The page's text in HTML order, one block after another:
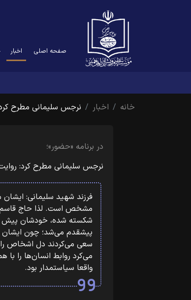
صفحه اصلی اخبار
خانه
اخبار نرجس سلیمانی مطرح
در برنامه «حضور»؛
نرجس سلیمانی مطرح کرد:
فرزند شهید سلیمانی:
مشخص است. لذا حاج قاسم
شکسته شده، خودشان پیش
پیشقدم می‌شد؛ چون ایشان
سعی می‌کردند دل اشخاص را
می‌کرد روابط انسان‌ها را
واقعا سیاستمدار بود.